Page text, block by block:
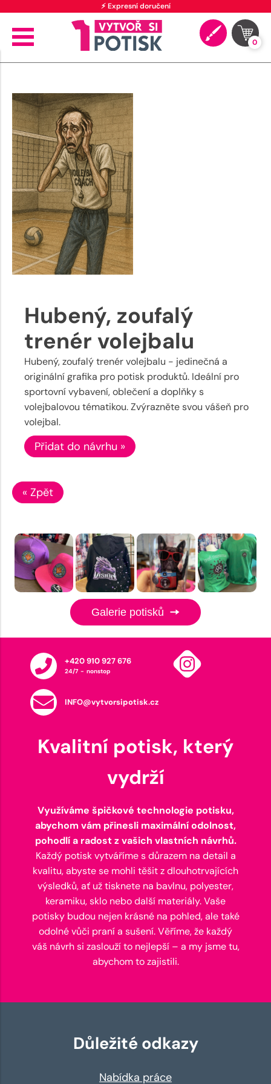
0
Hubený, zoufalý
trenér volejbalu
Hubený, zoufalý trenér volejbalu - jedinečná a
originální grafika pro potisk produktů. Ideální pro
sportovní vybavení, oblečení a doplňky s
volejbalovou tématikou. Zvýrazněte svou vášeň pro
volejbal.
Přidat do návrhu »
« Zpět
Galerie potisků
+420 910 927 676
24/7 - nonstop
INFO@vytvorsipotisk.cz
Kvalitní potisk, který
vydrží
Využíváme špičkové technologie potisku,
abychom vám přinesli maximální odolnost,
pohodlí a radost z vašich vlastních návrhů.
Každý potisk vytváříme s důrazem na detail a
kvalitu, abyste se mohli těšit z dlouhotrvajících
výsledků, ať už tisknete na bavlnu, polyester,
keramiku, sklo nebo další materiály. Vaše
potisky budou nejen krásné na pohled, ale také
odolné vůči praní a sušení. Věříme, že každý
váš návrh si zaslouží to nejlepší – a my jsme tu,
abychom to zajistili.
Důležité odkazy
Nabídka práce